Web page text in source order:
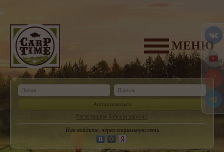
МЕНЮ
Авторизоваться
Регистрация Забыли пароль?
Или войдите, через социальную сеть